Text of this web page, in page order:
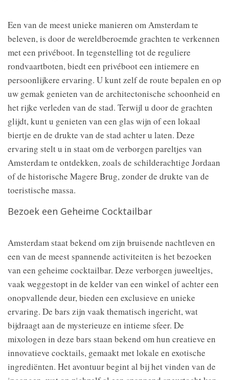
Een van de meest unieke manieren om Amsterdam te
beleven, is door de wereldberoemde grachten te verkennen
met een privéboot. In tegenstelling tot de reguliere
rondvaartboten, biedt een privéboot een intiemere en
persoonlijkere ervaring. U kunt zelf de route bepalen en op
uw gemak genieten van de architectonische schoonheid en
het rijke verleden van de stad. Terwijl u door de grachten
glijdt, kunt u genieten van een glas wijn of een lokaal
biertje en de drukte van de stad achter u laten. Deze
ervaring stelt u in staat om de verborgen pareltjes van
Amsterdam te ontdekken, zoals de schilderachtige Jordaan
of de historische Magere Brug, zonder de drukte van de
toeristische massa.
Bezoek een Geheime Cocktailbar
Amsterdam staat bekend om zijn bruisende nachtleven en
een van de meest spannende activiteiten is het bezoeken
van een geheime cocktailbar. Deze verborgen juweeltjes,
vaak weggestopt in de kelder van een winkel of achter een
onopvallende deur, bieden een exclusieve en unieke
ervaring. De bars zijn vaak thematisch ingericht, wat
bijdraagt aan de mysterieuze en intieme sfeer. De
mixologen in deze bars staan bekend om hun creatieve en
innovatieve cocktails, gemaakt met lokale en exotische
ingrediënten. Het avontuur begint al bij het vinden van de